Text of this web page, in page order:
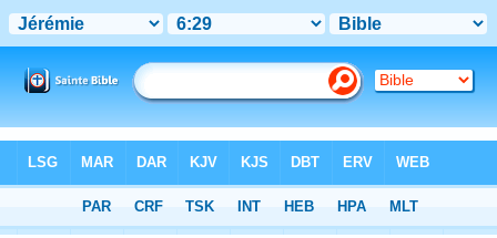
Chapitre 6> Verset 29